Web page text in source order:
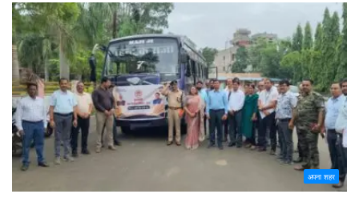
अपना शहर